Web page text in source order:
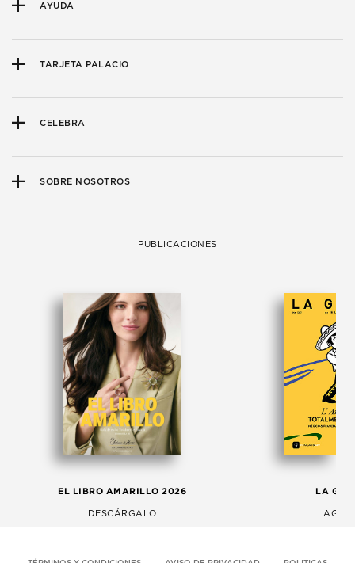
AYUDA
TARJETA PALACIO
CELEBRA
SOBRE NOSOTROS
PUBLICACIONES
EL LIBRO AMARILLO 2026
DESCÁRGALO
LA
TÉRMINOS Y CONDICIONES AVISO DE PRIVACIDAD POLITICAS